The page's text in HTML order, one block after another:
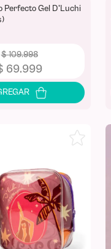
Perfecto Gel D'Luchi
$ 109.998
69.999